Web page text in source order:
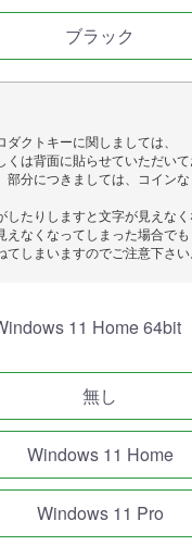
ブラック
クトキーに関しましては、
は背面に貼らせていただいて
部分につきましては、コイン
たりしますと文字が見えなく
えなくなってしまった場合でも
しまいますのでご注意下さい
11 Home 64bit
無し
Windows 11 Home
Windows 11 Pro